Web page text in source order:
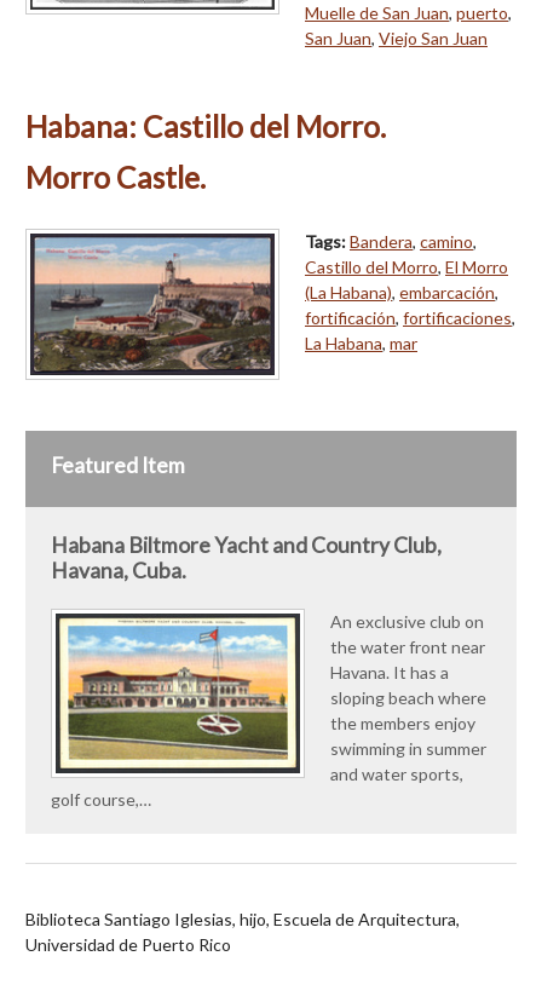
Muelle de San Juan, puerto,
San Juan, Viejo San Juan
Habana: Castillo del Morro.
Morro Castle.
Tags:Bandera, camino,
Castillo del Morro, El Morro
(La Habana), embarcación,
fortificación, fortificaciones,
La Habana, mar
Featured Item
Habana Biltmore Yacht and Country Club,
Havana, Cuba.
An exclusive club on
the water front near
Havana. It has a
sloping beach where
the members enjoy
swimming in summer
and water sports,
golf course,…
Biblioteca Santiago Iglesias, hijo, Escuela de Arquitectura,
Universidad de Puerto Rico